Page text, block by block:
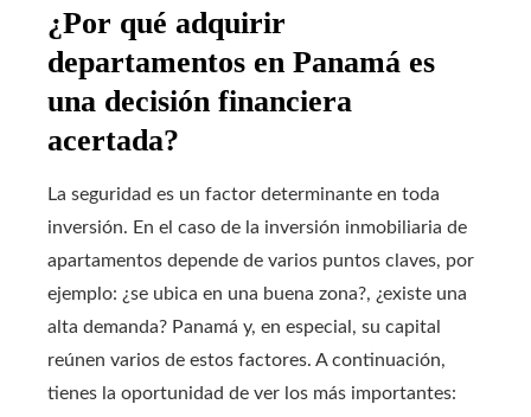
¿Por qué adquirir
departamentos en Panamá es
una decisión financiera
acertada?
La seguridad es un factor determinante en toda
inversión. En el caso de la inversión inmobiliaria de
apartamentos depende de varios puntos claves, por
ejemplo: ¿se ubica en una buena zona?, ¿existe una
alta demanda? Panamá y, en especial, su capital
reúnen varios de estos factores. A continuación,
tienes la oportunidad de ver los más importantes: